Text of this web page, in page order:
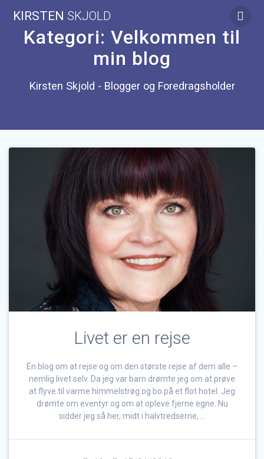
content
KIRSTEN SKJOLD
Kategori: Velkommen til
min blog
Kirsten Skjold - Blogger og Foredragsholder
Livet er en rejse
En blog om at rejse og om den største rejse af dem alle –
nemlig livet selv. Da jeg var barn drømte jeg om at prøve
at flyve til varme himmelstrøg og bo på et flot hotel. Jeg
drømte om eventyr og om at opleve fjerne egne. Nu
sidder jeg så her, midt i halvtredserne, …